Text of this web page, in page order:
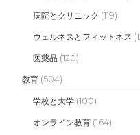
病院とクリニック (119)
ウェルネスとフィットネス
医薬品 (120)
教育 (504)
学校と大学 (100)
オンライン教育 (164)